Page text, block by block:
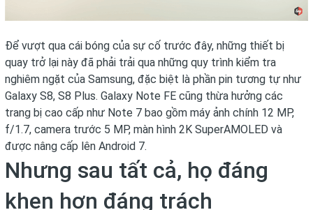
Để vượt qua cái bóng của sự cố trước đây, những thiết bị
quay trở lại này đã phải trải qua những quy trình kiểm tra
nghiêm ngặt của Samsung, đặc biệt là phần pin tương tự như
Galaxy S8, S8 Plus. Galaxy Note FE cũng thừa hưởng các
trang bị cao cấp như Note 7 bao gồm máy ảnh chính 12 MP,
f/1.7, camera trước 5 MP, màn hình 2K SuperAMOLED và
được nâng cấp lên Android 7.
Nhưng sau tất cả, họ đáng
khen hơn đáng trách